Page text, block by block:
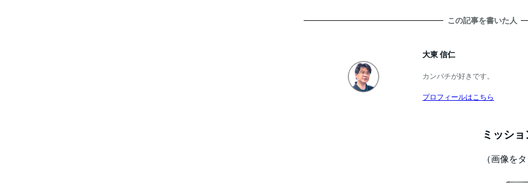
この記事を書いた人
大東 信仁
カンパチが好きです。
プロフィールはこちら
ミッシ
（画像を